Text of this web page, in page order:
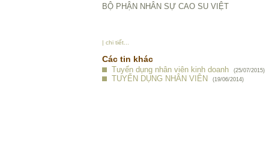
BỘ PHẬN NHÂN SỰ CAO SU VIỆT
| chi tiết...
Các tin khác
Tuyển dụng nhân viên kinh doanh (25/07/2015)
TUYỂN DỤNG NHÂN VIÊN (19/06/2014)